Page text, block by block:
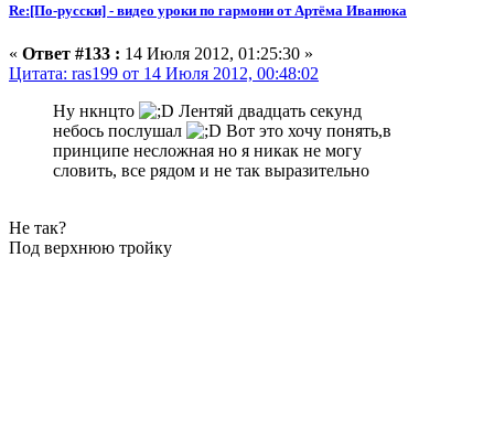
Re:[По-русски] - видео уроки по гармони от Артёма Иванюка
« Ответ #133 : 14 Июля 2012, 01:25:30 »
Цитата: ras199 от 14 Июля 2012, 00:48:02
Ну нкнцто
Лентяй двадцать секунд
небось послушал
Вот это хочу понять,в
принципе несложная но я никак не могу
словить, все рядом и не так выразительно
Не так?
Под верхнюю тройку